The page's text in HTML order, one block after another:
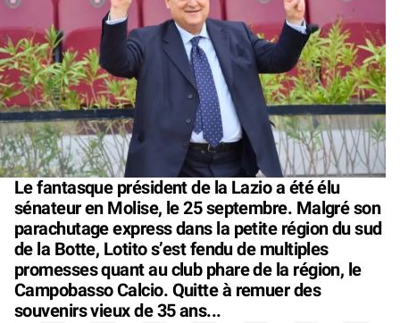
Le fantasque président de la Lazio a été élu
sénateur en Molise, le 25 septembre. Malgré son
parachutage express dans la petite région du sud
de la Botte, Lotito s’est fendu de multiples
promesses quant au club phare de la région, le
Campobasso Calcio. Quitte à remuer des
souvenirs vieux de 35 ans...